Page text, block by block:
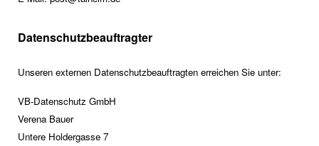
Datenschutzbeauftragter
Unseren externen Datenschutzbeauftragten erreichen Sie unter:
VB-Datenschutz GmbH
Verena Bauer
Untere Holdergasse 7